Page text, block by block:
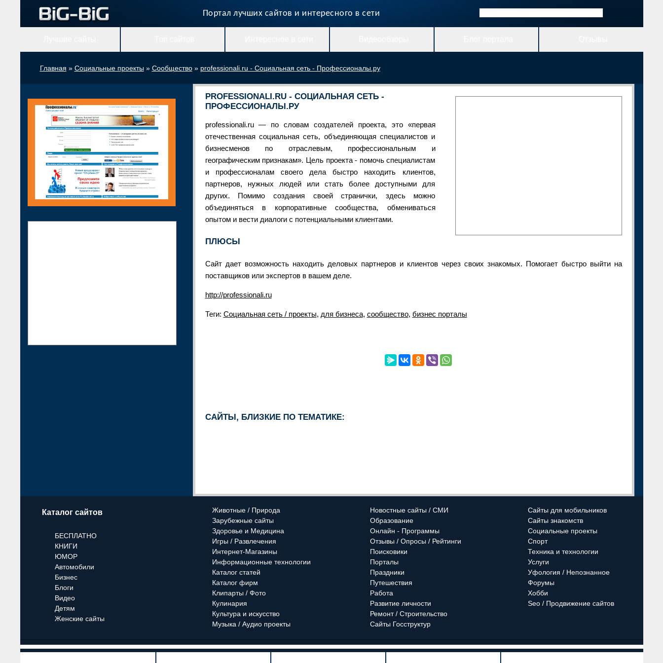
Портал лучших сайтов и интересного в сети
Главная » Социальные проекты» Сообщество» professionali.ru - Социальная сеть - Профессионалы.ру
PROFESSIONALI.RU - СОЦИАЛЬНАЯ СЕТЬ -
ПРОФЕССИОНАЛЫ.РУ
professionali.ru — по словам создателей проекта, это «первая
отечественная социальная сеть, объединяющая специалистов и
бизнесменов по отраслевым, профессиональным и
географическим признакам». Цель проекта - помочь специалистам
и профессионалам своего дела быстро находить клиентов,
партнеров, нужных людей или стать более доступными для
других. Помимо создания своей странички, здесь можно
объединяться в корпоративные сообщества, обмениваться
опытом и вести диалоги с потенциальными клиентами.
ПЛЮСЫ
Сайт дает возможность находить деловых партнеров и клиентов через своих знакомых. Помогает быстро выйти на
поставщиков или экспертов в вашем деле.
http://professionali.ru
Теги: Социальная сеть / проекты, для бизнеса, сообщество, бизнес порталы
САЙТЫ, БЛИЗКИЕ ПО ТЕМАТИКЕ:
Каталог сайтов
БЕСПЛАТНО
КНИГИ
ЮМОР
Автомобили
Бизнес
Блоги
Видео
Детям
Женские сайты
Животные / Природа
Зарубежные сайты
Здоровье и Медицина
Игры / Развлечения
Интернет-Магазины
Информационные технологии
Каталог статей
Каталог фирм
Клипарты / Фото
Кулинария
Культура и искусство
Музыка / Аудио проекты
Новостные сайты / СМИ
Образование
Онлайн - Программы
Отзывы / Опросы / Рейтинги
Поисковики
Порталы
Праздники
Путешествия
Работа
Развитие личности
Ремонт / Строительство
Сайты Госструктур
Сайты для мобильников
Сайты знакомств
Социальные проекты
Спорт
Техника и технологии
Услуги
Уфология / Непознанное
Форумы
Хобби
Seo / Продвижение сайтов